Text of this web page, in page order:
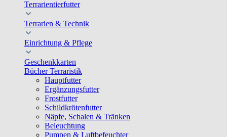
Terrarientierfutter
Terrarien & Technik
Einrichtung & Pflege
Geschenkkarten
Bücher Terraristik
Hauptfutter
Ergänzungsfutter
Frostfutter
Schildkrötenfutter
Näpfe, Schalen & Tränken
Beleuchtung
Pumpen & Luftbefeuchter